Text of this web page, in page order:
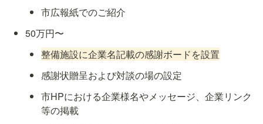
市広報紙でのご紹介
50万円〜
整備施設に企業名記載の感謝ボードを設置
感謝状贈呈および対談の場の設定
市HPにおける企業様名やメッセージ、企業リンク
等の掲載